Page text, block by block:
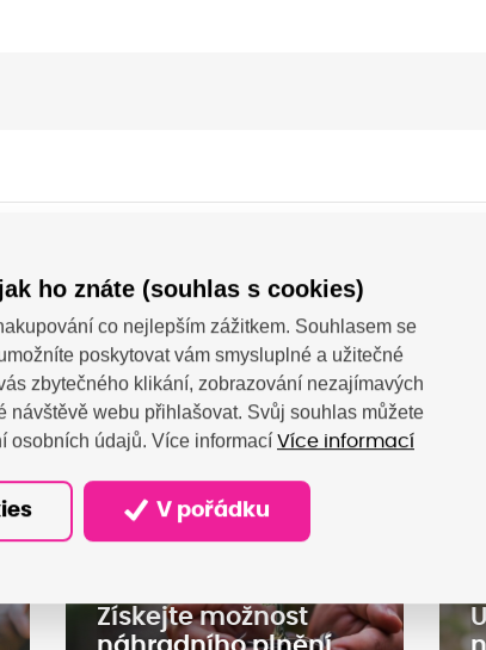
Pigment 3 ks
Získejte možnost
ho znáte (souhlas s cookies)
co nejlepším zážitkem. Souhlasem se
poskytovat vám smysluplné a užitečné
zbytečného klikání, zobrazování nezajímavých
návštěvě webu přihlašovat. Svůj souhlas můžete
osobních údajů. Více informací Více informací
V pořádku